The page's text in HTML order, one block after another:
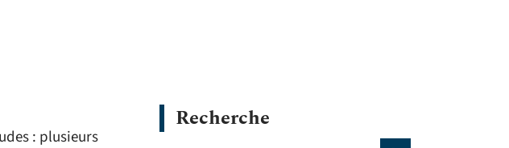
: plusieurs
Recherche